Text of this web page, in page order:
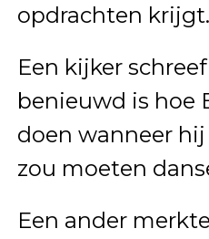
opdrachten krijgt.
Een kijker
benieuwd is hoe
doen wanneer
zou moeten
Een ander